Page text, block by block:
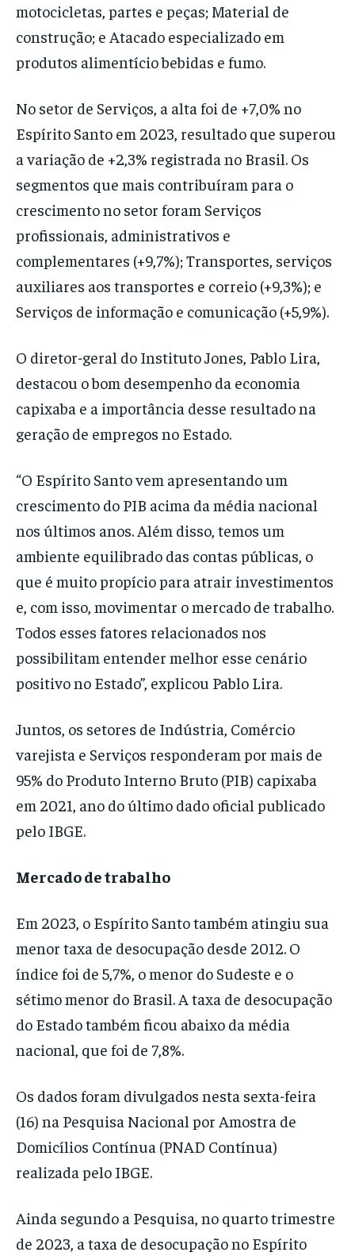
motocicletas, partes e peças; Material de
construção; e Atacado especializado em
produtos alimentício bebidas e fumo.
No setor de Serviços, a alta foi de +7,0% no
Espírito Santo em 2023, resultado que superou
a variação de +2,3% registrada no Brasil. Os
segmentos que mais contribuíram para o
crescimento no setor foram Serviços
profissionais, administrativos e
complementares (+9,7%); Transportes, serviços
auxiliares aos transportes e correio (+9,3%); e
Serviços de informação e comunicação (+5,9%).
O diretor-geral do Instituto Jones, Pablo Lira,
destacou o bom desempenho da economia
capixaba e a importância desse resultado na
geração de empregos no Estado.
“O Espírito Santo vem apresentando um
crescimento do PIB acima da média nacional
nos últimos anos. Além disso, temos um
ambiente equilibrado das contas públicas, o
que é muito propício para atrair investimentos
e, com isso, movimentar o mercado de trabalho.
Todos esses fatores relacionados nos
possibilitam entender melhor esse cenário
positivo no Estado”, explicou Pablo Lira.
Juntos, os setores de Indústria, Comércio
varejista e Serviços responderam por mais de
95% do Produto Interno Bruto (PIB) capixaba
em 2021, ano do último dado oficial publicado
pelo IBGE.
Mercado de trabalho
Em 2023, o Espírito Santo também atingiu sua
menor taxa de desocupação desde 2012. O
índice foi de 5,7%, o menor do Sudeste e o
sétimo menor do Brasil. A taxa de desocupação
do Estado também ficou abaixo da média
nacional, que foi de 7,8%.
Os dados foram divulgados nesta sexta-feira
(16) na Pesquisa Nacional por Amostra de
Domicílios Contínua (PNAD Contínua)
realizada pelo IBGE.
Ainda segundo a Pesquisa, no quarto trimestre
de 2023, a taxa de desocupação no Espírito